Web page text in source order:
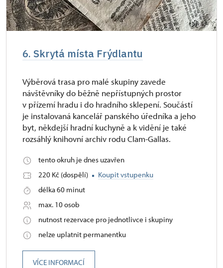
6. Skrytá místa Frýdlantu
Výběrová trasa pro malé skupiny zavede
návštěvníky do běžně nepřístupných prostor
v přízemí hradu i do hradního sklepení. Součástí
je instalovaná kancelář panského úředníka a jeho
byt, někdejší hradní kuchyně a k vidění je také
rozsáhlý knihovní archiv rodu Clam-Gallas.
tento okruh je dnes uzavřen
220 Kč (dospělí)
Koupit vstupenku
délka 60 minut
max. 10 osob
nutnost rezervace pro jednotlivce i skupiny
nelze uplatnit permanentku
VÍCE INFORMACÍ